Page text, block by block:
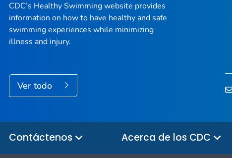
CDC’s Healthy Swimming website provides
information on how to have healthy and safe
swimming experiences while minimizing
illness and injury.
Ver todo
Contáctenos Acerca de los CDC